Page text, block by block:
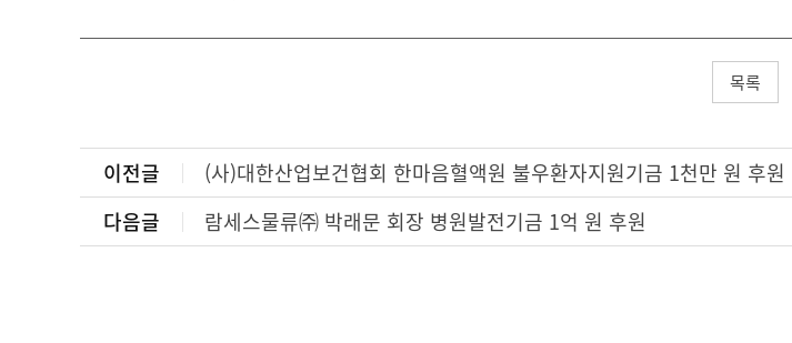
목록
이전글
(사)대한산업보건협회 한마음혈액원 불우환자지원기금 1천만 원 후원
다음글
람세스물류㈜ 박래문 회장 병원발전기금 1억 원 후원